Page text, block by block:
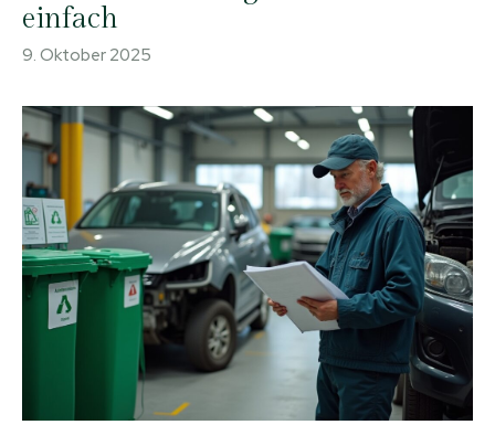
einfach
9. Oktober 2025